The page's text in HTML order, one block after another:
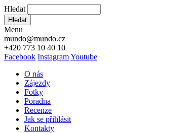
Hledat
Hledat
Menu
mundo@mundo.cz
+420 773 10 40 10
Facebook InstagramYoutube
O nás
Zájezdy
Fotky
Poradna
Recenze
Jak se přihlásit
Kontakty